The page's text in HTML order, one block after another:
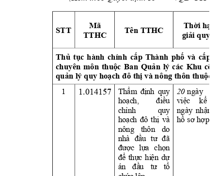
STT
Mã
TTHC
Tên TTHC
Thời
giải
Thủ tục hành chính cấp Thành phố và cấp
chuyên môn thuộc Ban Quản lý các Khu
quản lý quy hoạch đô thị và nông thôn thuộc
1 1.014157 Thẩm định quy
hoạch, điều
chỉnh quy
hoạch đô thị và
nông thôn
do
nhà đầu tư đã
được lựa chọn
để thực hiện dự
án
đầu tư tổ
20 ngày
việc
kể
ngày nhận
hồ sơ hợp lệ